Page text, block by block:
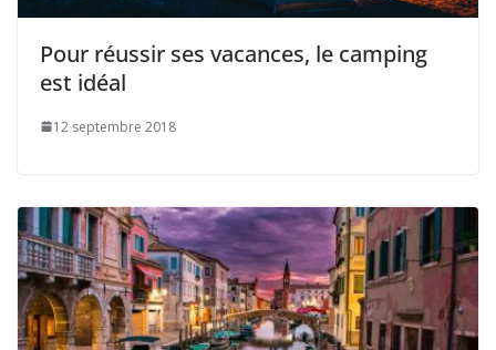
Pour réussir ses vacances, le camping
est idéal
12 septembre 2018